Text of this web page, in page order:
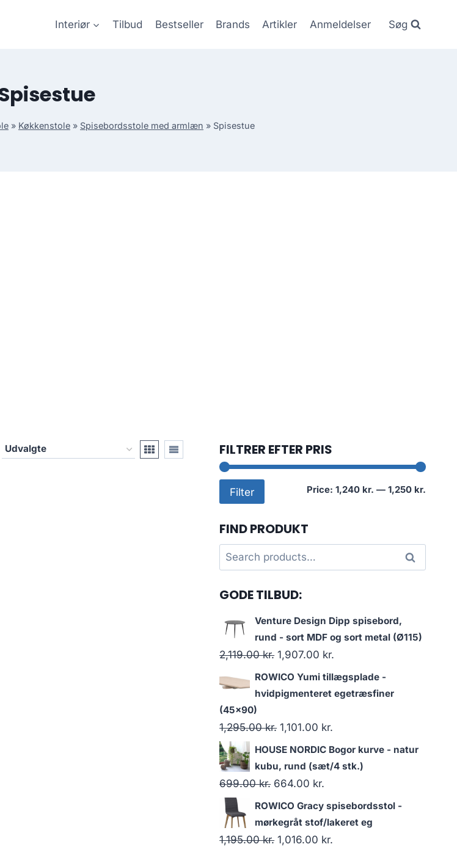
Interiør Tilbud Bestseller Brands Artikler Anmeldelser Søg
» Køkkenstole » Spisebordsstole med armlæn » Spisestue
FILTRER EFTER PRIS
Min
Max
Filter Price: 1,240 kr. — 1,250 kr.
FIND PRODUKT
Search
for:
Search
GODE TILBUD:
Venture Design Dipp spisebord,
rund - sort MDF og sort metal (Ø115)
2,119.00kr. 1,907.00 kr.
ROWICO Yumi tillægsplade -
hvidpigmenteret egetræsfiner
(45x90)
1,295.00kr. 1,101.00 kr.
HOUSE NORDIC Bogor kurve - natur
kubu, rund (sæt/4 stk.)
699.00kr. 664.00 kr.
ROWICO Gracy spisebordsstol -
mørkegråt stof/lakeret eg
1,195.00kr. 1,016.00 kr.